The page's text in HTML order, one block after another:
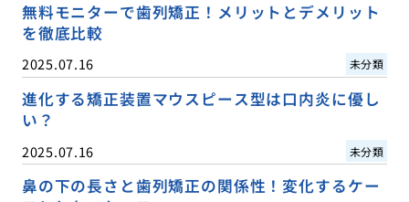
無料モニターで歯列矯正！メリットとデメリット
を徹底比較
2025.07.16 未分類
進化する矯正装置マウスピース型は口内炎に優し
い？
2025.07.16 未分類
鼻の下の長さと歯列矯正の関係性！変化するケー